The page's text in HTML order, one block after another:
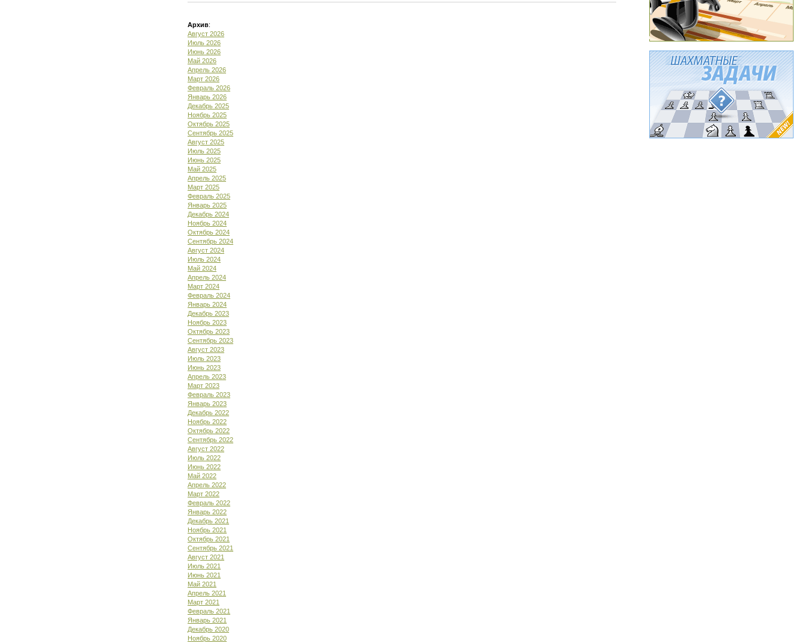
Архив:
Август 2026
Июль 2026
Июнь 2026
Май 2026
Апрель 2026
Март 2026
Февраль 2026
Январь 2026
Декабрь 2025
Ноябрь 2025
Октябрь 2025
Сентябрь 2025
Август 2025
Июль 2025
Июнь 2025
Май 2025
Апрель 2025
Март 2025
Февраль 2025
Январь 2025
Декабрь 2024
Ноябрь 2024
Октябрь 2024
Сентябрь 2024
Август 2024
Июль 2024
Май 2024
Апрель 2024
Март 2024
Февраль 2024
Январь 2024
Декабрь 2023
Ноябрь 2023
Октябрь 2023
Сентябрь 2023
Август 2023
Июль 2023
Июнь 2023
Апрель 2023
Март 2023
Февраль 2023
Январь 2023
Декабрь 2022
Ноябрь 2022
Октябрь 2022
Сентябрь 2022
Август 2022
Июль 2022
Июнь 2022
Май 2022
Апрель 2022
Март 2022
Февраль 2022
Январь 2022
Декабрь 2021
Ноябрь 2021
Октябрь 2021
Сентябрь 2021
Август 2021
Июль 2021
Июнь 2021
Май 2021
Апрель 2021
Март 2021
Февраль 2021
Январь 2021
Декабрь 2020
Ноябрь 2020